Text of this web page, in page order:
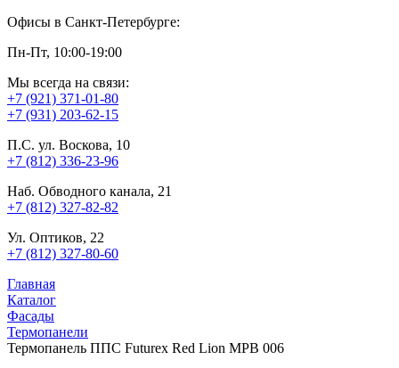
Офисы в Санкт-Петербурге:
Пн-Пт, 10:00-19:00
Мы всегда на связи:
+7 (921) 371-01-80
+7 (931) 203-62-15
П.С. ул. Воскова, 10
+7 (812) 336-23-96
Наб. Обводного канала, 21
+7 (812) 327-82-82
Ул. Оптиков, 22
+7 (812) 327-80-60
Главная
Каталог
Фасады
Термопанели
Термопанель ППС Futurex Red Lion MPB 006